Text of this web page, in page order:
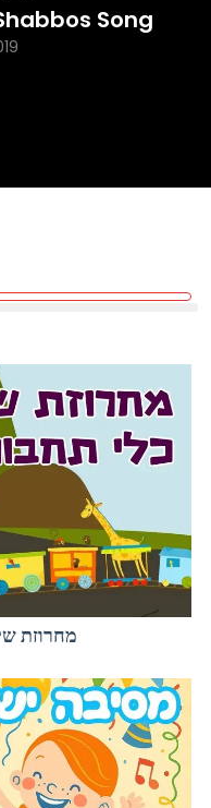
Song
מחרוזת